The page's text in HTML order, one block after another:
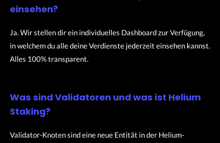
einsehen?
Ja. Wir stellen dir ein individuelles Dashboard zur Verfügung,
in welchem du alle deine Verdienste jederzeit einsehen kannst.
Alles 100% transparent.
Was sind Validatoren und was ist Helium
Staking?
Validator-Knoten sind eine neue Entität in der Helium-